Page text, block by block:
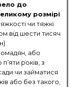
до
розмірі
чи тяжкі
від шести тисяч
або
років, з
чи займатися
або без такого,